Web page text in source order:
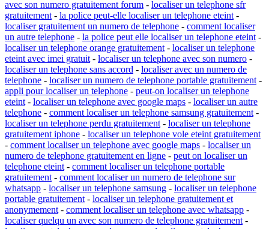
avec son numero gratuitement forum - localiser un telephone sfr
gratuitement - la police peut-elle localiser un telephone eteint -
localiser gratuitement un numero de telephone - comment localiser
un autre telephone - la police peut elle localiser un telephone eteint -
localiser un telephone orange gratuitement - localiser un telephone
eteint avec imei gratuit - localiser un telephone avec son numero -
localiser un telephone sans accord - localiser avec un numero de
telephone - localiser un numero de telephone portable gratuitement -
appli pour localiser un telephone - peut-on localiser un telephone
eteint - localiser un telephone avec google maps - localiser un autre
telephone - comment localiser un telephone samsung gratuitement -
localiser un telephone perdu gratuitement - localiser un telephone
gratuitement iphone - localiser un telephone vole eteint gratuitement
- comment localiser un telephone avec google maps - localiser un
numero de telephone gratuitement en ligne - peut on localiser un
telephone eteint - comment localiser un telephone portable
gratuitement - comment localiser un numero de telephone sur
whatsapp - localiser un telephone samsung - localiser un telephone
portable gratuitement - localiser un telephone gratuitement et
anonymement - comment localiser un telephone avec whatsapp -
localiser quelqu un avec son numero de telephone gratuitement -